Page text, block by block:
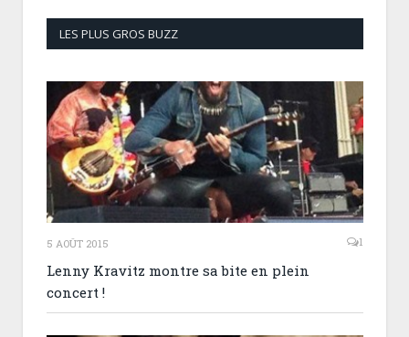
LES PLUS GROS BUZZ
5 AOÛT 2015 1
Lenny Kravitz montre sa bite en plein
concert !